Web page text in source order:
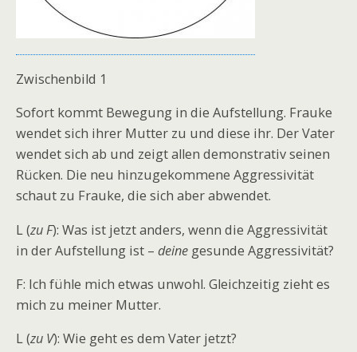
Zwischenbild 1
Sofort kommt Bewegung in die Aufstellung. Frauke
wendet sich ihrer Mutter zu und diese ihr. Der Vater
wendet sich ab und zeigt allen demonstrativ seinen
Rücken. Die neu hinzugekommene Aggressivität
schaut zu Frauke, die sich aber abwendet.
L (zu F): Was ist jetzt anders, wenn die Aggressivität
in der Aufstellung ist – deine gesunde Aggressivität?
F: Ich fühle mich etwas unwohl. Gleichzeitig zieht es
mich zu meiner Mutter.
L (zu V): Wie geht es dem Vater jetzt?